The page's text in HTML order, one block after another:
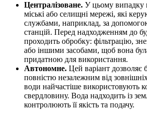
Централізоване. У цьому випадку
міські або селищні мережі, які
службами, наприклад, за
станцій. Перед надходженням до
проходить обробку: фільтрацію,
або іншими засобами, щоб вона
придатною для використання.
Автономне. Цей варіант дозволяє
повністю незалежним від
води найчастіше використовують
свердловину. Вода надходить із
контролюють її якість та подачу.